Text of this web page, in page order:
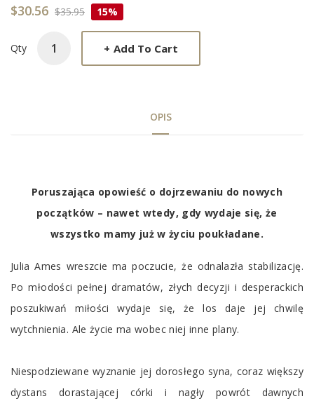
$30.56 $35.95 15%
Qty + Add To Cart
OPIS
Tab
Article
Poruszająca opowieść o dojrzewaniu do nowych
początków – nawet wtedy, gdy wydaje się, że
wszystko mamy już w życiu poukładane.
Julia Ames wreszcie ma poczucie, że odnalazła stabilizację.
Po młodości pełnej dramatów, złych decyzji i desperackich
poszukiwań miłości wydaje się, że los daje jej chwilę
wytchnienia. Ale życie ma wobec niej inne plany.
Niespodziewane wyznanie jej dorosłego syna, coraz większy
dystans dorastającej córki i nagły powrót dawnych